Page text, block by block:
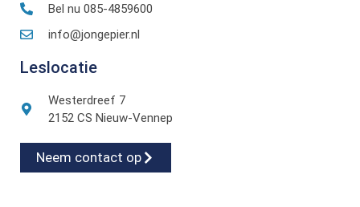
Bel nu 085-4859600
info@jongepier.nl
Leslocatie
Westerdreef 7
2152 CS Nieuw-Vennep
Neem contact op